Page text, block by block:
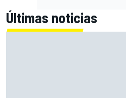
Últimas noticias